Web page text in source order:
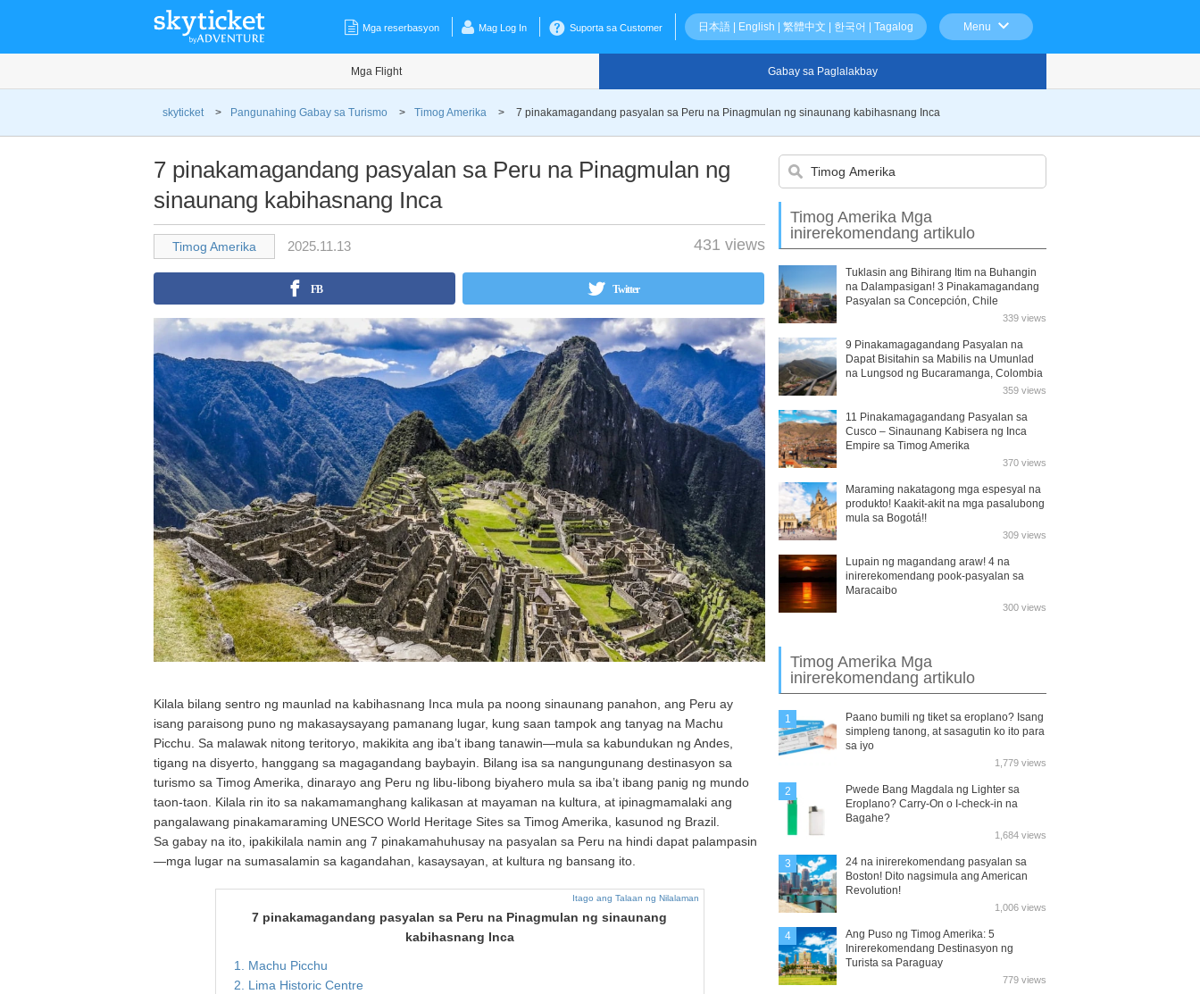
Mga reserbasyon Mag Log In Suporta sa Customer 日本語 English 繁體中文 한국어 Tagalog Menu
Mga Flight Gabay sa Paglalakbay
skyticket > Pangunahing Gabay sa Turismo > Timog Amerika > 7 pinakamagandang pasyalan sa Peru na Pinagmulan ng sinaunang kabihasnang Inca
7 pinakamagandang pasyalan sa Peru na Pinagmulan ng
sinaunang kabihasnang Inca
Timog Amerika 2025.11.13 431 views
FB Twitter
Kilala bilang sentro ng maunlad na kabihasnang Inca mula pa noong sinaunang panahon, ang Peru ay
isang paraisong puno ng makasaysayang pamanang lugar, kung saan tampok ang tanyag na Machu
Picchu. Sa malawak nitong teritoryo, makikita ang iba’t ibang tanawin—mula sa kabundukan ng Andes,
tigang na disyerto, hanggang sa magagandang baybayin. Bilang isa sa nangungunang destinasyon sa
turismo sa Timog Amerika, dinarayo ang Peru ng libu-libong biyahero mula sa iba’t ibang panig ng mundo
taon-taon. Kilala rin ito sa nakamamanghang kalikasan at mayaman na kultura, at ipinagmamalaki ang
pangalawang pinakamaraming UNESCO World Heritage Sites sa Timog Amerika, kasunod ng Brazil.
Sa gabay na ito, ipakikilala namin ang 7 pinakamahuhusay na pasyalan sa Peru na hindi dapat palampasin
—mga lugar na sumasalamin sa kagandahan, kasaysayan, at kultura ng bansang ito.
Itago ang Talaan ng Nilalaman
7 pinakamagandang pasyalan sa Peru na Pinagmulan ng sinaunang
kabihasnang Inca
1. Machu Picchu
2. Lima Historic Centre
Timog Amerika Mga
inirerekomendang artikulo
Tuklasin ang Bihirang Itim na Buhangin
na Dalampasigan! 3 Pinakamagandang
Pasyalan sa Concepción, Chile
339 views
9 Pinakamagagandang Pasyalan na
Dapat Bisitahin sa Mabilis na Umunlad
na Lungsod ng Bucaramanga, Colombia
359 views
11 Pinakamagagandang Pasyalan sa
Cusco – Sinaunang Kabisera ng Inca
Empire sa Timog Amerika
370 views
Maraming nakatagong mga espesyal na
produkto! Kaakit-akit na mga pasalubong
mula sa Bogotá!!
309 views
Lupain ng magandang araw! 4 na
inirerekomendang pook-pasyalan sa
Maracaibo
300 views
Timog Amerika Mga
inirerekomendang artikulo
1
Paano bumili ng tiket sa eroplano? Isang
simpleng tanong, at sasagutin ko ito para
sa iyo
1,779 views
2
Pwede Bang Magdala ng Lighter sa
Eroplano? Carry-On o I-check-in na
Bagahe?
1,684 views
3
24 na inirerekomendang pasyalan sa
Boston! Dito nagsimula ang American
Revolution!
1,006 views
4
Ang Puso ng Timog Amerika: 5
Inirerekomendang Destinasyon ng
Turista sa Paraguay
779 views